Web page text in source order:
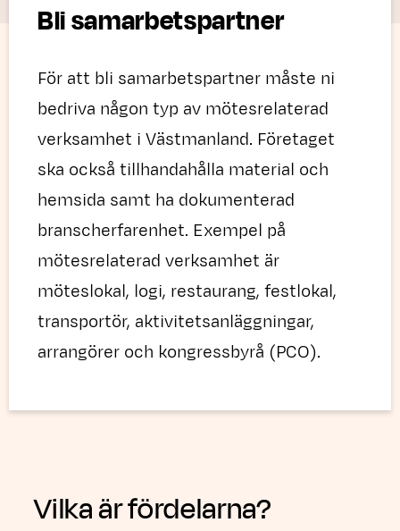
Bli samarbetspartner
För att bli samarbetspartner måste ni
bedriva någon typ av mötesrelaterad
verksamhet i Västmanland. Företaget
ska också tillhandahålla material och
hemsida samt ha dokumenterad
branscherfarenhet. Exempel på
mötesrelaterad verksamhet är
möteslokal, logi, restaurang, festlokal,
transportör, aktivitetsanläggningar,
arrangörer och kongressbyrå (PCO).
Vilka är fördelarna?